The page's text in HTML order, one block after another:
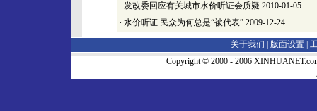
· 发改委回应有关城市水价听证会质疑 2010-01-05
· 水价听证 民众为何总是“被代表” 2009-12-24
关于我们 | 版面设置
Copyright © 2000 - 2006